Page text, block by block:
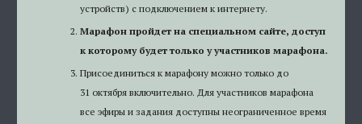
устройств) с подключением к интернету.
Марафон пройдет на специальном сайте, доступ
к которому будет только у участников марафона.
Присоединиться к марафону можно только до
31 октября включительно. Для участников марафона
все эфиры и задания доступны неограниченное время